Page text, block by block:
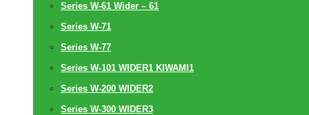
Series W-61 Wider – 61
Series W-71
Series W-77
Series W-101 WIDER1 KIWAMI1
Series W-200 WIDER2
Series W-300 WIDER3